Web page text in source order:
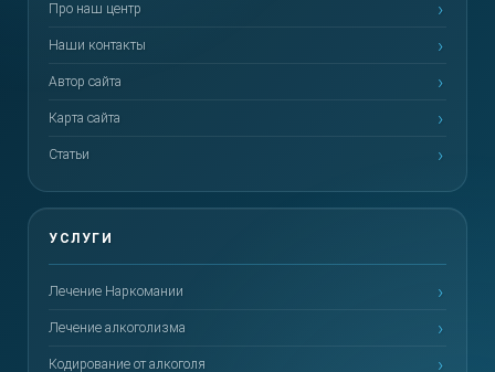
Про наш центр
Наши контакты
Автор сайта
Карта сайта
Статьи
Лечение Наркомании
Лечение алкоголизма
Кодирование от алкоголя